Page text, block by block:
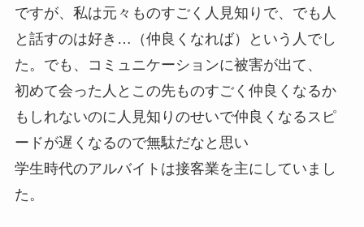
ですが、私は元々ものすごく人見知りで、でも人
と話すのは好き…（仲良くなれば）という人でし
た。でも、コミュニケーションに被害が出て、
初めて会った人とこの先ものすごく仲良くなるか
もしれないのに人見知りのせいで仲良くなるスピ
ードが遅くなるので無駄だなと思い
学生時代のアルバイトは接客業を主にしていまし
た。